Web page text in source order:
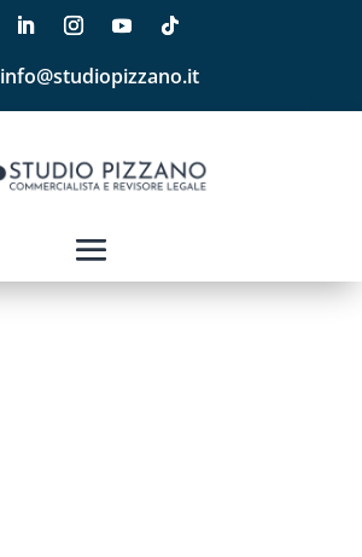
info@studiopizzano.it